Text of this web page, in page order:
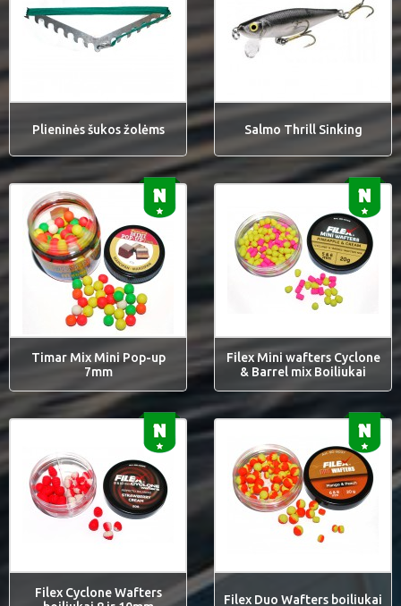
Plieninės šukos žolėms Salmo Thrill Sinking
Timar Mix Mini Pop-up
7mm
Filex Mini wafters Cyclone
& Barrel mix Boiliukai
Filex Cyclone Wafters
Filex Duo Wafters boiliukai